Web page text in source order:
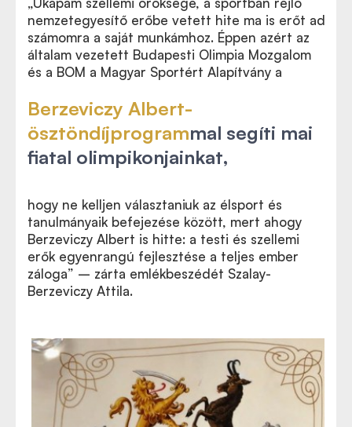
nemzetegyesítő erőbe vetett hite ma is erőt ad
számomra a saját munkámhoz. Éppen azért az
általam vezetett Budapesti Olimpia Mozgalom
és a BOM a Magyar Sportért Alapítvány a
Berzeviczy Albert-
ösztöndíjprogrammal segíti mai
fiatal olimpikonjainkat,
hogy ne kelljen választaniuk az élsport és
tanulmányaik befejezése között, mert ahogy
Berzeviczy Albert is hitte: a testi és szellemi
erők egyenrangú fejlesztése a teljes ember
záloga” – zárta emlékbeszédét Szalay-
Berzeviczy Attila.